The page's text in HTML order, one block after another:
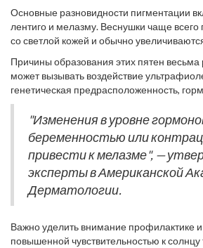
придает коже, волосам и глазам их
Пигментные пятна наиболее часто
и других участках, которые имеют
солнца.
Основные разновидности пигментации
лентиго и мелазму. Веснушки чаще
со светлой кожей и обычно
возрастом и остаются постоянными.
знать, часто возникает у женщин в
из-за гормональной терапии. Любопытно,
на щеках, носу и подбородке в виде
напоминая маску.
Причины образования этих пятен
может вызывать воздействие
генетическая предрасположенность,
или кожные воспаления. Интересно
лекарства и космецевтика могут
кожи. В любом случае изменение цвета
спутником человека на всю жизнь, и
чтобы минимизировать их проявление на
"Изменения в уровне
беременностью или
привести к мелазме", —
эксперты в Американской
Дерматологии.
Важно уделить внимание профилактике и
повышенной чувствительностью к